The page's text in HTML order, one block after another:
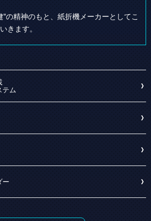
”の精神のもと、紙折機メーカーとしてこ
きます。
テム
ー